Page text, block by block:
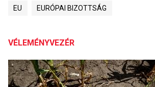
EU EURÓPAI BIZOTTSÁG
VÉLEMÉNYVEZÉR